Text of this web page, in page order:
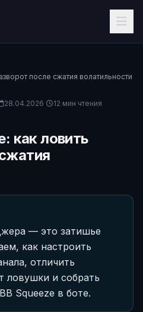
после сжатия волатильности
28.04.2026
12 мин чтения
как ловить
— это затишье
как настроить
отличить
ловушки и собрать
Squeeze в боте.